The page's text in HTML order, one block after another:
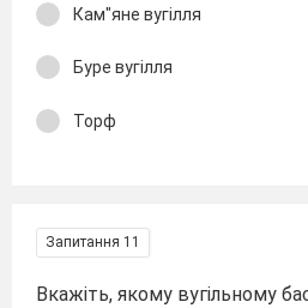
Кам"яне вугілля
Буре вугілля
Торф
Запитання 11
Вкажіть, якому вугільному